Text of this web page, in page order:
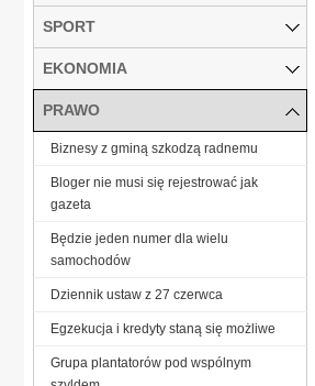
SPORT
EKONOMIA
PRAWO
Biznesy z gminą szkodzą radnemu
Bloger nie musi się rejestrować jak
gazeta
Będzie jeden numer dla wielu
samochodów
Dziennik ustaw z 27 czerwca
Egzekucja i kredyty staną się możliwe
Grupa plantatorów pod wspólnym